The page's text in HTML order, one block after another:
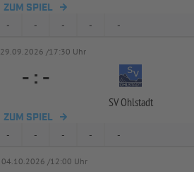
ZUM SPIEL
- - - - -
29.09.2026 /17:30 Uhr
- : -
SV Ohlstadt
ZUM SPIEL
- - - - -
04.10.2026 /12:00 Uhr